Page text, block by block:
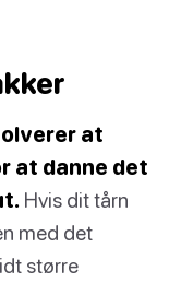
at
at danne det
Hvis dit tårn
med det
større